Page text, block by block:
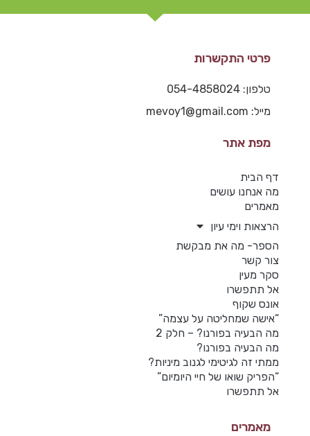
פרטי התקשרות
טלפון: 054-4858024
מייל: mevoy1@gmail.com
מפת אתר
דף הבית
מה אנחנו עושים
מאמרים
הרצאות וימי עיון
הספר- מה את מבקשת
צור קשר
סקר מעין
אל תתפשרו
אונס שקוף
“אישה שמחליטה על עצמה”
מה הבעיה בפורנו? – חלק 2
מה הבעיה בפורנו?
ממתי זה לגיטימי לגנוב מיניות?
“הפריק שואו של חיי היומיום”
אל תתפשרו
מאמרים